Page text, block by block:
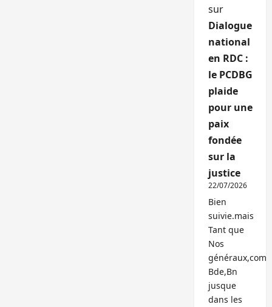
sur
Dialogue
national
en RDC :
le PCDBG
plaide
pour une
paix
fondée
sur la
justice
22/07/2026
Bien
suivie.mais
Tant que
Nos
généraux,com
Bde,Bn
jusque
dans les